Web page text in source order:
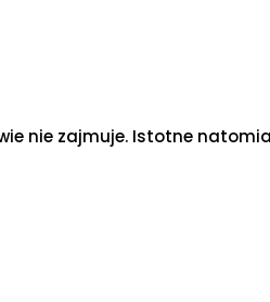
nie zajmuje. Istotne